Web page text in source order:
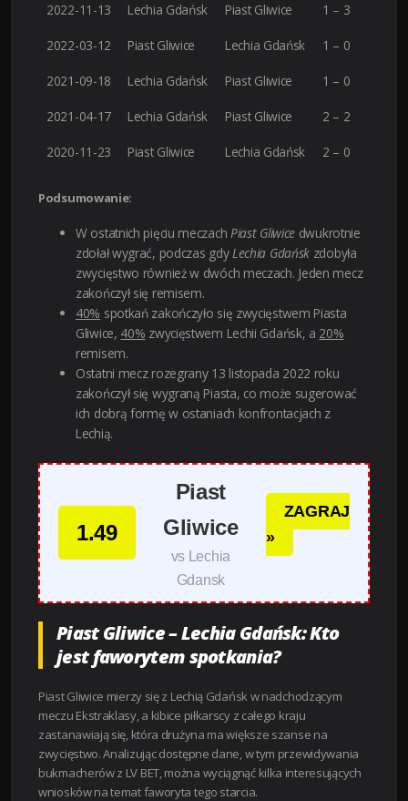
2022-11-13 Lechia Gdańsk Piast Gliwice 1 – 3
2022-03-12 Piast Gliwice Lechia Gdańsk 1 – 0
2021-09-18 Lechia Gdańsk Piast Gliwice 1 – 0
2021-04-17 Lechia Gdańsk Piast Gliwice 2 – 2
2020-11-23 Piast Gliwice Lechia Gdańsk 2 – 0
Podsumowanie:
W ostatnich pięciu meczach Piast Gliwice dwukrotnie
zdołał wygrać, podczas gdyLechia Gdańsk zdobyła
zwycięstwo również w dwóch meczach. Jeden mecz
zakończył się remisem.
40% spotkań zakończyło się zwycięstwem Piasta
Gliwice, 40% zwycięstwem Lechii Gdańsk, a 20%
remisem.
Ostatni mecz rozegrany 13 listopada 2022 roku
zakończył się wygraną Piasta, co może sugerować
ich dobrą formę w ostaniach konfrontacjach z
Lechią.
1.49
Piast
Gliwice
vs Lechia
Gdansk
ZAGRAJ
»
Piast Gliwice – Lechia Gdańsk: Kto
jest faworytem spotkania?
Piast Gliwice mierzy się z Lechią Gdańsk w nadchodzącym
meczu Ekstraklasy, a kibice piłkarscy z całego kraju
zastanawiają się, która drużyna ma większe szanse na
zwycięstwo. Analizując dostępne dane, w tym przewidywania
bukmacherów z LV BET, można wyciągnąć kilka interesujących
wniosków na temat faworyta tego starcia.